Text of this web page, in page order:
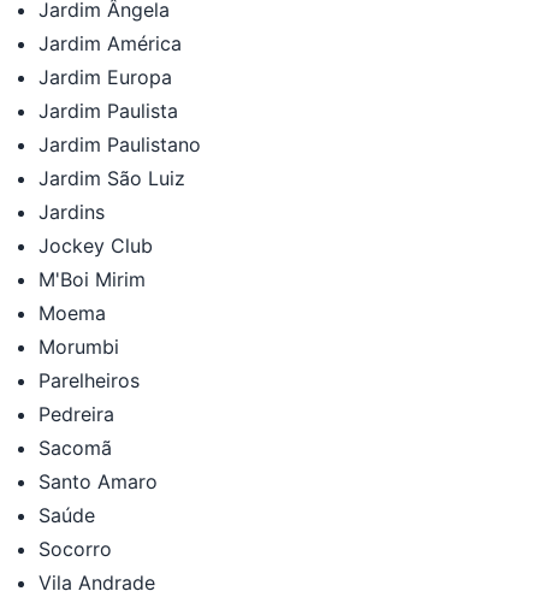
Jardim Ângela
Jardim América
Jardim Europa
Jardim Paulista
Jardim Paulistano
Jardim São Luiz
Jardins
Jockey Club
M'Boi Mirim
Moema
Morumbi
Parelheiros
Pedreira
Sacomã
Santo Amaro
Saúde
Socorro
Vila Andrade